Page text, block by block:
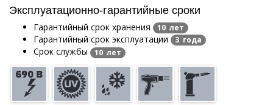
Эксплуатационно-гарантийные сроки
Гарантийный срок хранения 10 лет
Гарантийный срок эксплуатации 3 года
Срок службы 10 лет